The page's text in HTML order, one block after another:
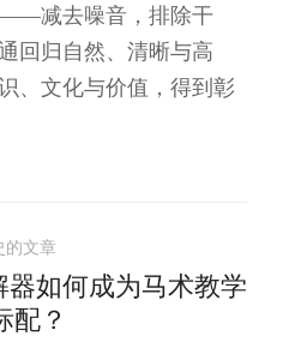
减去噪音，排除干
回归自然、清晰与高
、文化与价值，得到彰
的文章
历如何成为马术教学
配？